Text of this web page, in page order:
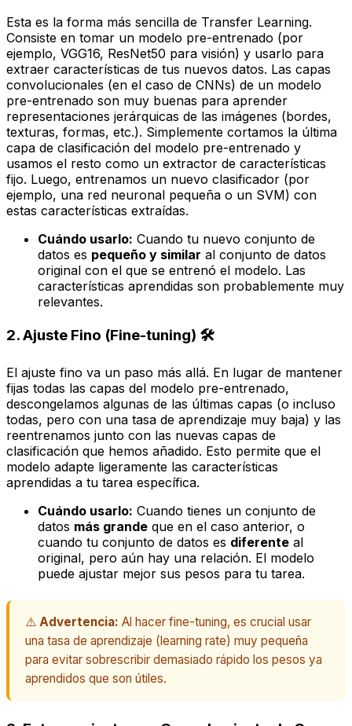
Esta es la forma más sencilla de Transfer Learning.
Consiste en tomar un modelo pre-entrenado (por
ejemplo, VGG16, ResNet50 para visión) y usarlo para
extraer características de tus nuevos datos. Las capas
convolucionales (en el caso de CNNs) de un modelo
pre-entrenado son muy buenas para aprender
representaciones jerárquicas de las imágenes (bordes,
texturas, formas, etc.). Simplemente cortamos la última
capa de clasificación del modelo pre-entrenado y
usamos el resto como un extractor de características
fijo. Luego, entrenamos un nuevo clasificador (por
ejemplo, una red neuronal pequeña o un SVM) con
estas características extraídas.
Cuándo usarlo: Cuando tu nuevo conjunto de
datos es pequeño y similar al conjunto de datos
original con el que se entrenó el modelo. Las
características aprendidas son probablemente muy
relevantes.
2. Ajuste Fino (Fine-tuning) 🛠️
El ajuste fino va un paso más allá. En lugar de mantener
fijas todas las capas del modelo pre-entrenado,
descongelamos algunas de las últimas capas (o incluso
todas, pero con una tasa de aprendizaje muy baja) y las
reentrenamos junto con las nuevas capas de
clasificación que hemos añadido. Esto permite que el
modelo adapte ligeramente las características
aprendidas a tu tarea específica.
Cuándo usarlo: Cuando tienes un conjunto de
datos más grande que en el caso anterior, o
cuando tu conjunto de datos es diferente al
original, pero aún hay una relación. El modelo
puede ajustar mejor sus pesos para tu tarea.
⚠️ Advertencia: Al hacer fine-tuning, es crucial usar
una tasa de aprendizaje (learning rate) muy pequeña
para evitar sobrescribir demasiado rápido los pesos ya
aprendidos que son útiles.